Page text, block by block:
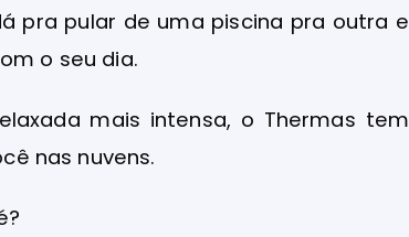
pra pular de uma piscina pra outra e
o seu dia.
mais intensa, o Thermas tem
nas nuvens.